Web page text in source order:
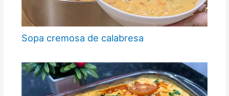
Sopa cremosa de calabresa